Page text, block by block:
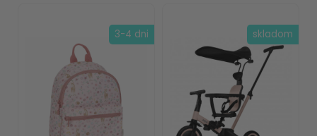
3-4 dni skladom